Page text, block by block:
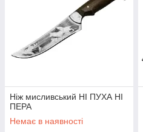
Ніж мисливський НІ ПУХА НІ
ПЕРА
Немає в наявності